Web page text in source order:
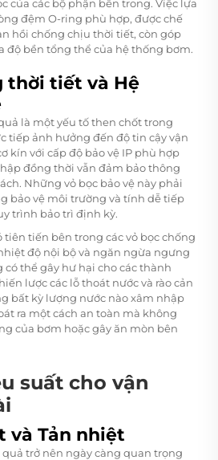
của các bộ phận bên trong. Việc lựa
đệm O-ring phù hợp, được chế
hồi chống chịu thời tiết, còn góp
độ bền tổng thể của hệ thống bơm.
thời tiết và Hệ
là một yếu tố then chốt trong
tiếp ảnh hưởng đến độ tin cậy vận
kín với cấp độ bảo vệ IP phù hợp
đồng thời vẫn đảm bảo thông
Những vỏ bọc bảo vệ này phải
bảo vệ môi trường và tính dễ tiếp
trình bảo trì định kỳ.
tiến bên trong các vỏ bọc chống
độ nội bộ và ngăn ngừa ngưng
thể gây hư hại cho các thành
lược các lỗ thoát nước và rào cản
bất kỳ lượng nước nào xâm nhập
ra một cách an toàn mà không
của bơm hoặc gây ăn mòn bên
suất cho vận
và Tản nhiệt
trở nên ngày càng quan trọng